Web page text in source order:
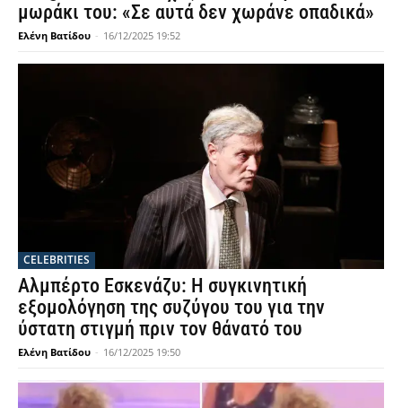
μωράκι του: «Σε αυτά δεν χωράνε οπαδικά»
Ελένη Βατίδου - 16/12/2025 19:52
CELEBRITIES
Αλμπέρτο Εσκενάζυ: Η συγκινητική
εξομολόγηση της συζύγου του για την
ύστατη στιγμή πριν τον θάνατό του
Ελένη Βατίδου - 16/12/2025 19:50